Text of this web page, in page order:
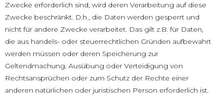
Zwecke erforderlich sind, wird deren Verarbeitung auf diese
Zwecke beschränkt. D.h., die Daten werden gesperrt und
nicht für andere Zwecke verarbeitet. Das gilt z.B. für Daten,
die aus handels- oder steuerrechtlichen Gründen aufbewahrt
werden müssen oder deren Speicherung zur
Geltendmachung, Ausübung oder Verteidigung von
Rechtsansprüchen oder zum Schutz der Rechte einer
anderen natürlichen oder juristischen Person erforderlich ist.